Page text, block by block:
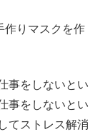
作りマスクを作
事をしないとい
事をしないとい
てストレス解消